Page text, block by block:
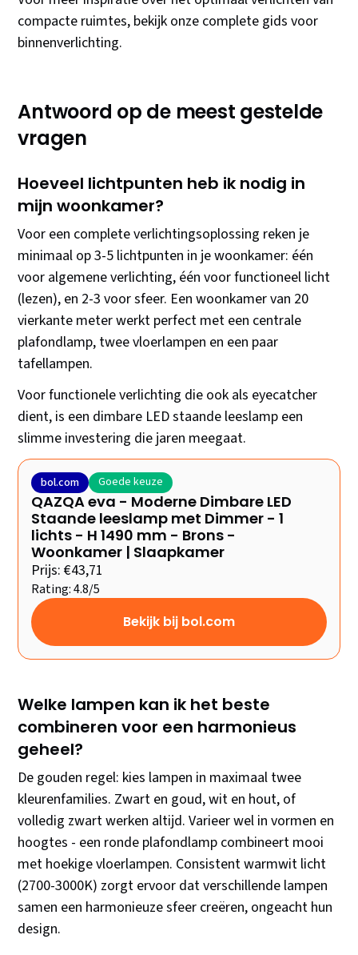
compacte ruimtes, bekijk onze complete gids voor
binnenverlichting.
Antwoord op de meest gestelde
vragen
Hoeveel lichtpunten heb ik nodig in
mijn woonkamer?
Voor een complete verlichtingsoplossing reken je
minimaal op 3-5 lichtpunten in je woonkamer: één
voor algemene verlichting, één voor functioneel licht
(lezen), en 2-3 voor sfeer. Een woonkamer van 20
vierkante meter werkt perfect met een centrale
plafondlamp, twee vloerlampen en een paar
tafellampen.
Voor functionele verlichting die ook als eyecatcher
dient, is een dimbare LED staande leeslamp een
slimme investering die jaren meegaat.
bol.com Goede keuze
QAZQA eva - Moderne Dimbare LED
Staande leeslamp met Dimmer - 1
lichts - H 1490 mm - Brons -
Woonkamer | Slaapkamer
Prijs: €43,71
Rating: 4.8/5
Bekijk bij bol.com
Welke lampen kan ik het beste
combineren voor een harmonieus
geheel?
De gouden regel: kies lampen in maximaal twee
kleurenfamilies. Zwart en goud, wit en hout, of
volledig zwart werken altijd. Varieer wel in vormen en
hoogtes - een ronde plafondlamp combineert mooi
met hoekige vloerlampen. Consistent warmwit licht
(2700-3000K) zorgt ervoor dat verschillende lampen
samen een harmonieuze sfeer creëren, ongeacht hun
design.